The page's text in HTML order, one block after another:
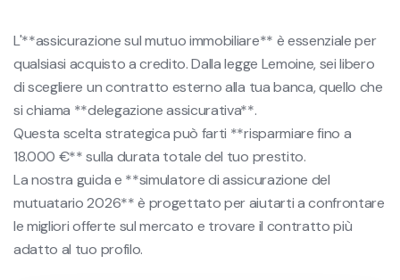
L'**assicurazione sul mutuo immobiliare** è essenziale per
qualsiasi acquisto a credito. Dalla legge Lemoine, sei libero
di scegliere un contratto esterno alla tua banca, quello che
si chiama **delegazione assicurativa**.
Questa scelta strategica può farti **risparmiare fino a
18.000 €** sulla durata totale del tuo prestito.
La nostra guida e **simulatore di assicurazione del
mutuatario 2026** è progettato per aiutarti a confrontare
le migliori offerte sul mercato e trovare il contratto più
adatto al tuo profilo.